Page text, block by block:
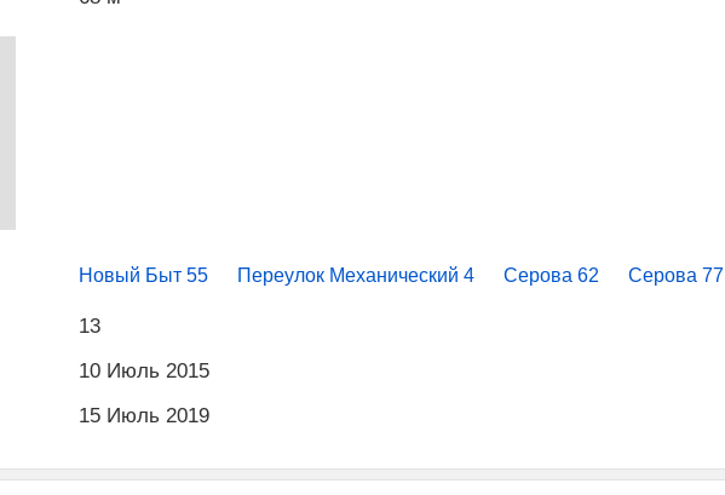
Новый Быт 55 Переулок Механический 4 Серова 62 Серова 77
13
10 Июль 2015
15 Июль 2019